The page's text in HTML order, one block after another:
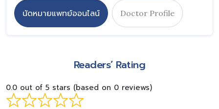
นัดหมายแพทย์ออนไลน์ Doctor Profile
Readers’ Rating
0.0 out of 5 stars (based on 0 reviews)